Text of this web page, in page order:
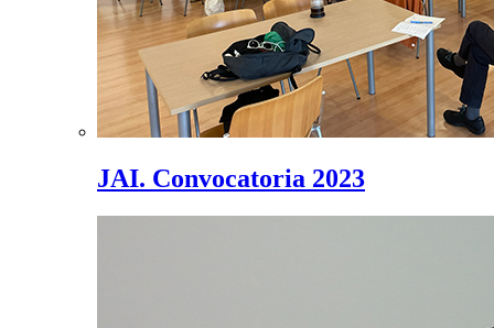
JAI. Convocatoria 2023